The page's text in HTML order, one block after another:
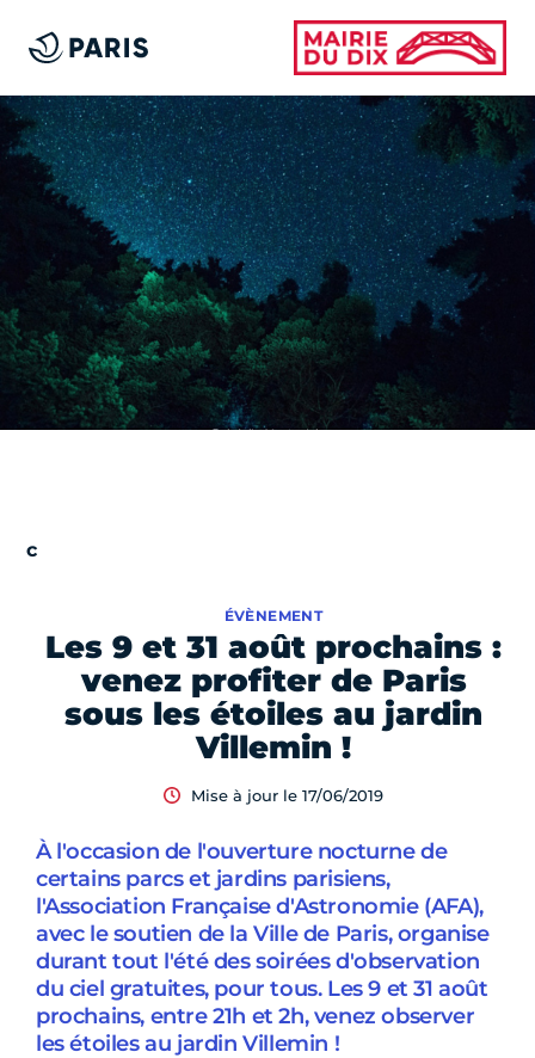
Les 9 et 31 août prochains :
venez profiter de Paris
sous les étoiles au jardin
Villemin !
ÉVÈNEMENT
Mise à jour le 17/06/2019
À l'occasion de l'ouverture nocturne de
certains parcs et jardins parisiens,
l'Association Française d'Astronomie (AFA),
avec le soutien de la Ville de Paris, organise
durant tout l'été des soirées d'observation
du ciel gratuites, pour tous. Les 9 et 31 août
prochains, entre 21h et 2h, venez observer
les étoiles au jardin Villemin !